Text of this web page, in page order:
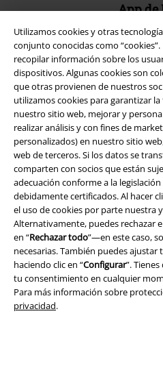
Utilizamos cookies y otras
conjunto conocidas como
recopilar información sobre los
dispositivos. Algunas cookies son
que otras provienen de nuestros
utilizamos cookies para garantizar
nuestro sitio web, mejorar y
realizar análisis y con fines de
personalizados) en nuestro sitio
web de terceros. Si los datos se
comparten con socios que están
adecuación conforme a la
debidamente certificados. Al hacer
el uso de cookies por parte nuestra
Alternativamente, puedes rechazar
en “Rechazar todo”—en este caso,
necesarias. También puedes
haciendo clic en “Configurar”.
tu consentimiento en cualquier
Para más información sobre
privacidad.
App de
¡Descarga la nueva App EMP
sus nuevas
A Warner Music